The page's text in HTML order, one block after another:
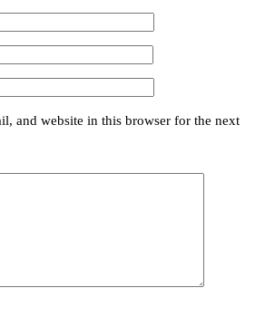
and website in this browser for the next